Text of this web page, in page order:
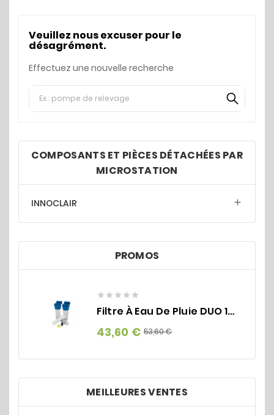
Veuillez nous excuser pour le
désagrément.
Effectuez une nouvelle recherche
COMPOSANTS ET PIÈCES DÉTACHÉES PAR
MICROSTATION
INNOCLAIR 
PROMOS
    
Filtre À Eau De Pluie DUO 1" – Filtre À Eau Double Cartouche
43,60 € 53,60 €Prix
Prix
MEILLEURES VENTES